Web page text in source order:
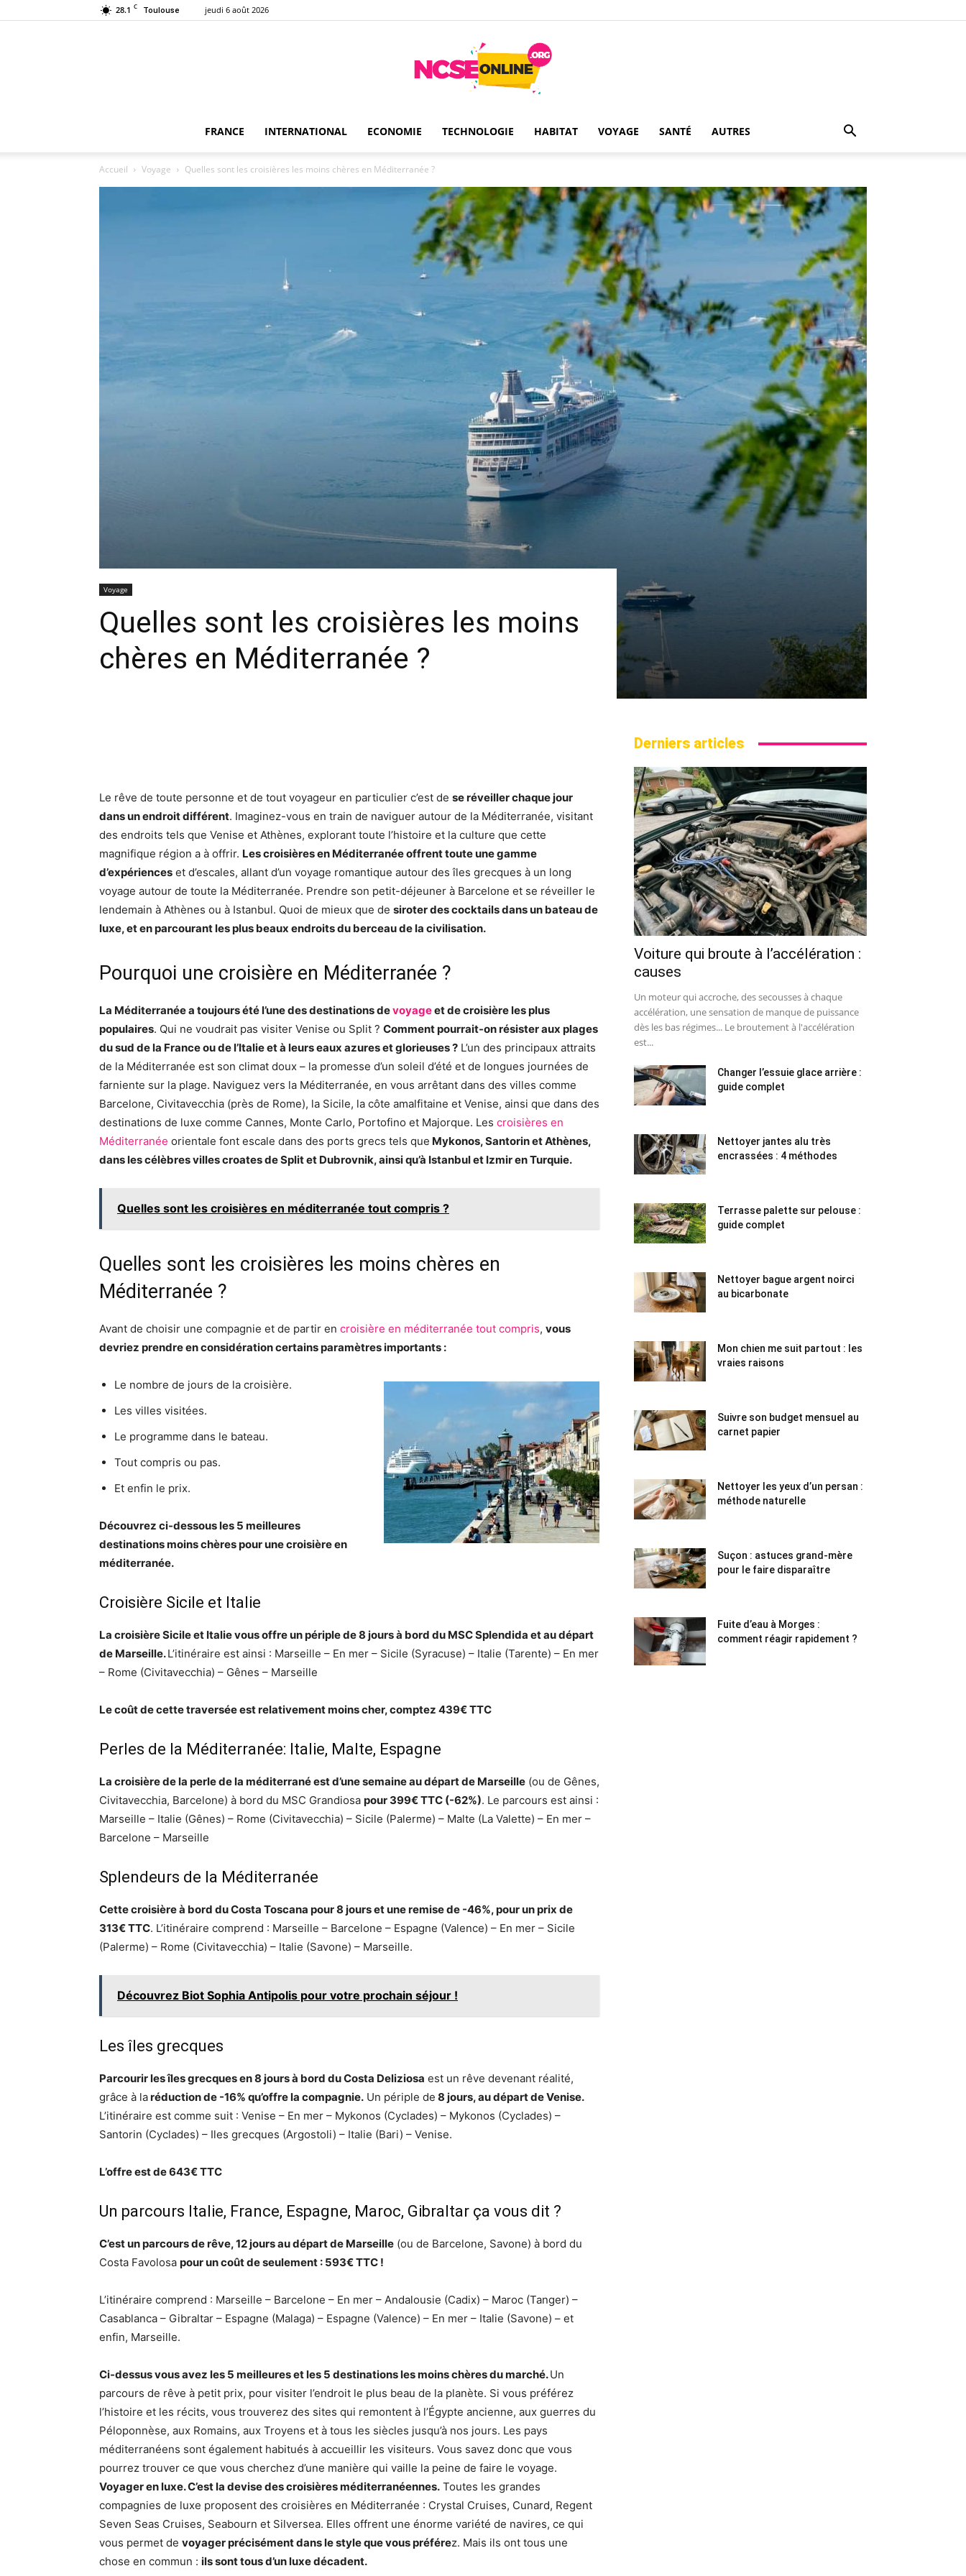
28.1 C Toulouse jeudi 6 août 2026
FRANCE INTERNATIONAL ECONOMIE TECHNOLOGIE HABITAT VOYAGE SANTÉ AUTRES
Accueil Voyage Quelles sont les croisières les moins chères en Méditerranée ?
Voyage
Quelles sont les croisières les moins
chères en Méditerranée ?
Le rêve de toute personne et de tout voyageur en particulier c’est de se réveiller chaque jour
dans un endroit différent. Imaginez-vous en train de naviguer autour de la Méditerranée, visitant
des endroits tels que Venise et Athènes, explorant toute l’histoire et la culture que cette
magnifique région a à offrir. Les croisières en Méditerranée offrent toute une gamme
d’expériences et d’escales, allant d’un voyage romantique autour des îles grecques à un long
voyage autour de toute la Méditerranée. Prendre son petit-déjeuner à Barcelone et se réveiller le
lendemain à Athènes ou à Istanbul. Quoi de mieux que de siroter des cocktails dans un bateau de
luxe, et en parcourant les plus beaux endroits du berceau de la civilisation.
Pourquoi une croisière en Méditerranée ?
La Méditerranée a toujours été l’une des destinations devoyageet de croisière les plus
populaires. Qui ne voudrait pas visiter Venise ou Split ? Comment pourrait-on résister aux plages
du sud de la France ou de l’Italie et à leurs eaux azures et glorieuses ? L’un des principaux attraits
de la Méditerranée est son climat doux – la promesse d’un soleil d’été et de longues journées de
farniente sur la plage. Naviguez vers la Méditerranée, en vous arrêtant dans des villes comme
Barcelone, Civitavecchia (près de Rome), la Sicile, la côte amalfitaine et Venise, ainsi que dans des
destinations de luxe comme Cannes, Monte Carlo, Portofino et Majorque. Les croisières en
Méditerranée orientale font escale dans des ports grecs tels que Mykonos, Santorin et Athènes,
dans les célèbres villes croates de Split et Dubrovnik, ainsi qu’à Istanbul et Izmir en Turquie.
Quelles sont les croisières en méditerranée tout compris ?
Quelles sont les croisières les moins chères en
Méditerranée ?
Avant de choisir une compagnie et de partir en croisière en méditerranée tout compris, vous
devriez prendre en considération certains paramètres importants :
Le nombre de jours de la croisière.
Les villes visitées.
Le programme dans le bateau.
Tout compris ou pas.
Et enfin le prix.
Découvrez ci-dessous les 5 meilleures
destinations moins chères pour une croisière en
méditerranée.
Croisière Sicile et Italie
La croisière Sicile et Italie vous offre un périple de 8 jours à bord du MSC Splendida et au départ
de Marseille.L’itinéraire est ainsi : Marseille – En mer – Sicile (Syracuse) – Italie (Tarente) – En mer
– Rome (Civitavecchia) – Gênes – Marseille
Le coût de cette traversée est relativement moins cher, comptez 439€ TTC
Perles de la Méditerranée: Italie, Malte, Espagne
La croisière de la perle de la méditerrané est d’une semaine au départ de Marseille (ou de Gênes,
Civitavecchia, Barcelone) à bord du MSC Grandiosa pour 399€ TTC (-62%). Le parcours est ainsi :
Marseille – Italie (Gênes) – Rome (Civitavecchia) – Sicile (Palerme) – Malte (La Valette) – En mer –
Barcelone – Marseille
Splendeurs de la Méditerranée
Cette croisière à bord du Costa Toscana pour 8 jours et une remise de -46%, pour un prix de
313€ TTC. L’itinéraire comprend : Marseille – Barcelone – Espagne (Valence) – En mer – Sicile
(Palerme) – Rome (Civitavecchia) – Italie (Savone) – Marseille.
Découvrez Biot Sophia Antipolis pour votre prochain séjour !
Les îles grecques
Parcourir les îles grecques en 8 jours à bord du Costa Deliziosa est un rêve devenant réalité,
grâce à laréduction de -16% qu’offre la compagnie. Un périple de 8 jours, au départ de Venise.
L’itinéraire est comme suit : Venise – En mer – Mykonos (Cyclades) – Mykonos (Cyclades) –
Santorin (Cyclades) – Iles grecques (Argostoli) – Italie (Bari) – Venise.
L’offre est de 643€ TTC
Un parcours Italie, France, Espagne, Maroc, Gibraltar ça vous dit ?
C’est un parcours de rêve, 12 jours au départ de Marseille (ou de Barcelone, Savone) à bord du
Costa Favolosa pour un coût de seulement : 593€ TTC !
L’itinéraire comprend : Marseille – Barcelone – En mer – Andalousie (Cadix) – Maroc (Tanger) –
Casablanca – Gibraltar – Espagne (Malaga) – Espagne (Valence) – En mer – Italie (Savone) – et
enfin, Marseille.
Ci-dessus vous avez les 5 meilleures et les 5 destinations les moins chères du marché.Un
parcours de rêve à petit prix, pour visiter l’endroit le plus beau de la planète. Si vous préférez
l’histoire et les récits, vous trouverez des sites qui remontent à l’Égypte ancienne, aux guerres du
Péloponnèse, aux Romains, aux Troyens et à tous les siècles jusqu’à nos jours. Les pays
méditerranéens sont également habitués à accueillir les visiteurs. Vous savez donc que vous
pourrez trouver ce que vous cherchez d’une manière qui vaille la peine de faire le voyage.
Voyager en luxe. C’est la devise des croisières méditerranéennes. Toutes les grandes
compagnies de luxe proposent des croisières en Méditerranée : Crystal Cruises, Cunard, Regent
Seven Seas Cruises, Seabourn et Silversea. Elles offrent une énorme variété de navires, ce qui
vous permet de voyager précisément dans le style que vous préférez. Mais ils ont tous une
chose en commun : ils sont tous d’un luxe décadent.
Derniers articles
Voiture qui broute à l’accélération :
causes
Un moteur qui accroche, des secousses à chaque
accélération, une sensation de manque de puissance
dès les bas régimes... Le broutement à l'accélération
est...
Changer l’essuie glace arrière :
guide complet
Nettoyer jantes alu très
encrassées : 4 méthodes
Terrasse palette sur pelouse :
guide complet
Nettoyer bague argent noirci
au bicarbonate
Mon chien me suit partout : les
vraies raisons
Suivre son budget mensuel au
carnet papier
Nettoyer les yeux d’un persan :
méthode naturelle
Suçon : astuces grand-mère
pour le faire disparaître
Fuite d’eau à Morges :
comment réagir rapidement ?